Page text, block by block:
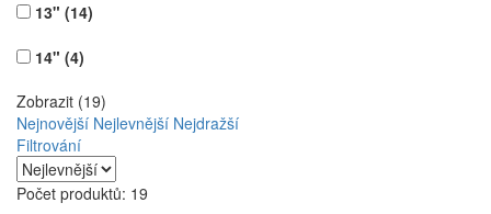
13" (14)
14" (4)
Zobrazit (19)
Nejnovější Nejlevnější Nejdražší
Filtrování
Počet produktů: 19